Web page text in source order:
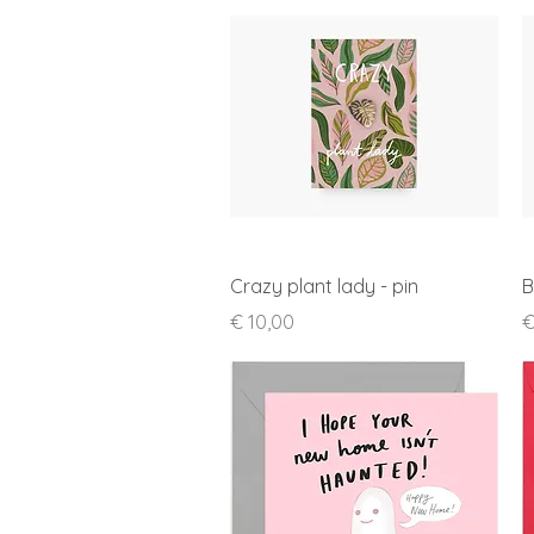
Snel overzicht
Crazy plant lady - pin
Prijs
€ 10,00